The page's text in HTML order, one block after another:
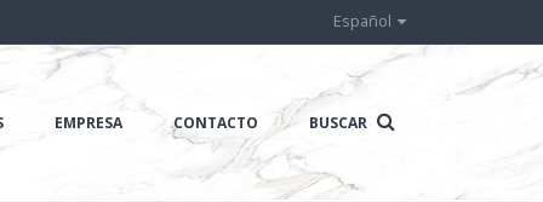
Español
EMPRESA CONTACTO BUSCAR